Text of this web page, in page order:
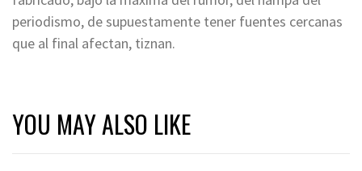
periodismo, de supuestamente tener fuentes cercanas
que al final afectan, tiznan.
YOU MAY ALSO LIKE